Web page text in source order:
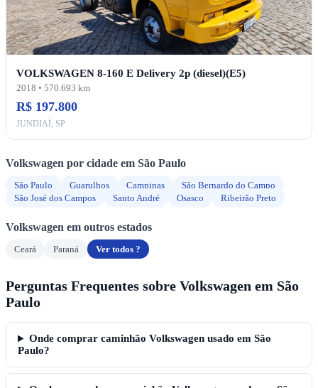
VOLKSWAGEN 8-160 E Delivery 2p (diesel)(E5)
2018 • 570.693 km
R$ 197.800
JUNDIAÍ, SP
Volkswagen por cidade em São Paulo
São Paulo Guarulhos Campinas
São Bernardo do Campo
São José dos Campos
Santo André Osasco Ribeirão Preto
Volkswagen em outros estados
Ceará Paraná Ver todos ?
Perguntas Frequentes sobre Volkswagen em São
Paulo
Onde comprar caminhão Volkswagen usado em São
Paulo?